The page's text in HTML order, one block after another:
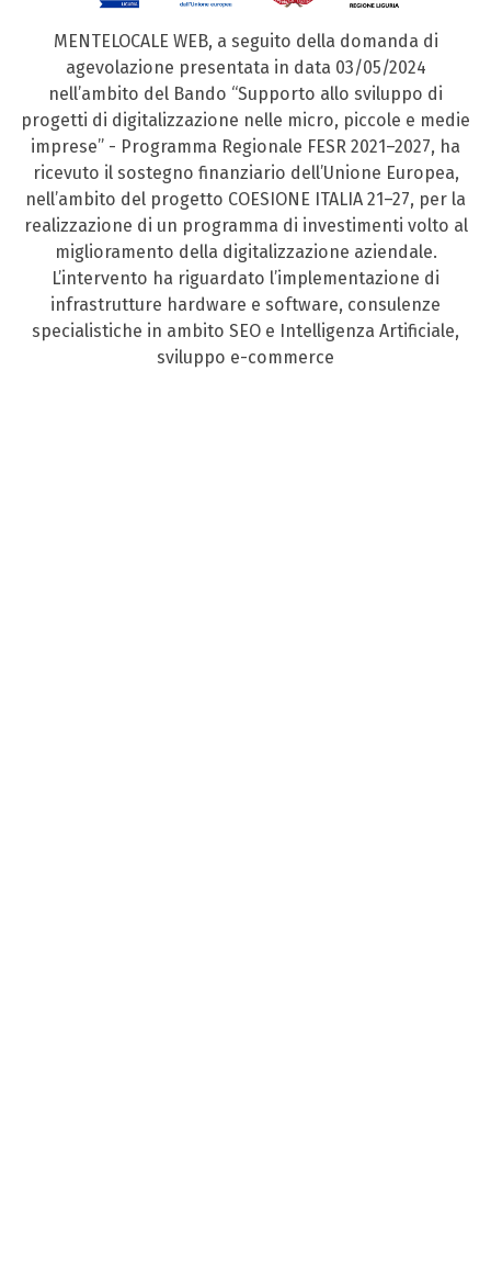
MENTELOCALE WEB, a seguito della domanda di
agevolazione presentata in data 03/05/2024
nell’ambito del Bando “Supporto allo sviluppo di
progetti di digitalizzazione nelle micro, piccole e medie
imprese” - Programma Regionale FESR 2021–2027, ha
ricevuto il sostegno finanziario dell’Unione Europea,
nell’ambito del progetto COESIONE ITALIA 21–27, per la
realizzazione di un programma di investimenti volto al
miglioramento della digitalizzazione aziendale.
L’intervento ha riguardato l’implementazione di
infrastrutture hardware e software, consulenze
specialistiche in ambito SEO e Intelligenza Artificiale,
sviluppo e-commerce